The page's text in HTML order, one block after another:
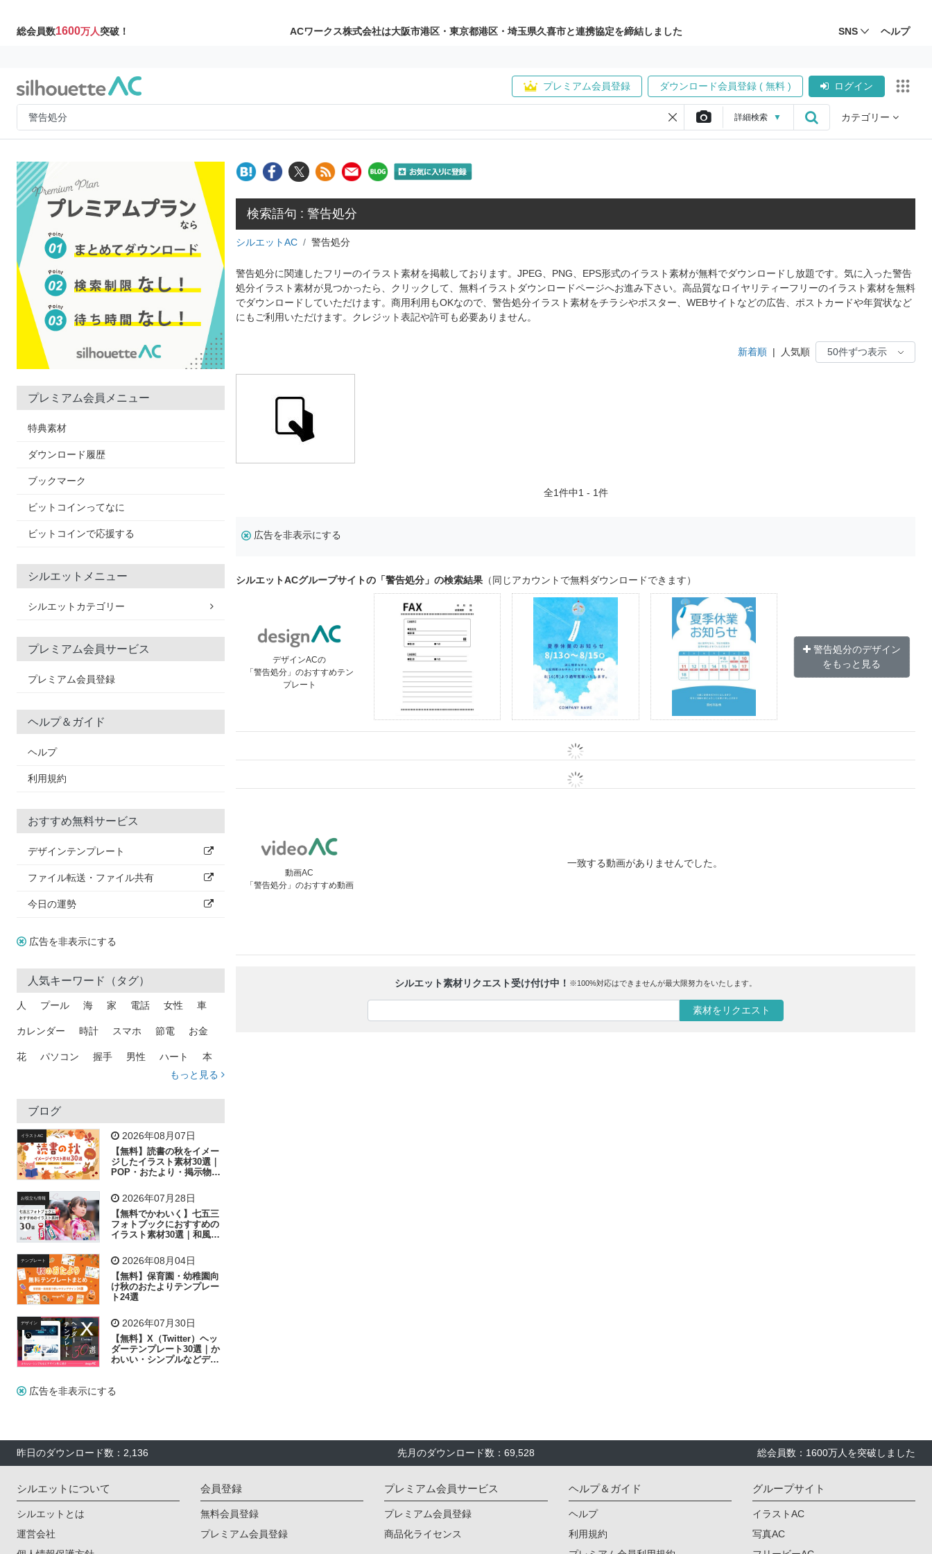
総会員数1600万人突破！ ACワークス株式会社は大阪市港区・東京都港区・埼玉県久喜市と連携協定を締結しました SNS ヘルプ
プレミアム会員登録 ダウンロード会員登録 ( 無料 ) ログイン
詳細検索 ▼ カテゴリー
プレミアム会員メニュー
特典素材
ダウンロード履歴
ブックマーク
ビットコインってなに
ビットコインで応援する
シルエットメニュー
シルエットカテゴリー
プレミアム会員サービス
プレミアム会員登録
ヘルプ＆ガイド
ヘルプ
利用規約
おすすめ無料サービス
デザインテンプレート
ファイル転送・ファイル共有
今日の運勢
広告を非表示にする
人気キーワード（タグ）
人 プール 海 家 電話 女性 車
カレンダー 時計 スマホ 節電 お金
花 パソコン 握手 男性 ハート 本
トラック 木
吹き出し
飛行機 グラフ ビル 魚 家族 書類
歩く 工場 会社 太陽 キラキラ
子供 作業員 葉 相談 ピクトグラム
もっと見る
ブログ
イラストAC 2026年08月07日
【無料】読書の秋をイメー
ジしたイラスト素材30選｜
POP・おたより・掲示物に
お役立ち情報 2026年07月28日
【無料でかわいく】七五三
フォトブックにおすすめの
イラスト素材30選｜和風の
テンプレート 2026年08月04日
【無料】保育園・幼稚園向
け秋のおたよりテンプレー
ト24選
デザイン 2026年07月30日
【無料】X（Twitter）ヘッ
ダーテンプレート30選｜か
わいい・シンプルなどデザ
広告を非表示にする
検索語句 : 警告処分
シルエットAC 警告処分
警告処分に関連したフリーのイラスト素材を掲載しております。JPEG、PNG、EPS形式のイラスト素材が無料でダウンロードし放題です。気に入った警告
処分イラスト素材が見つかったら、クリックして、無料イラストダウンロードページへお進み下さい。高品質なロイヤリティーフリーのイラスト素材を無料
でダウンロードしていただけます。商用利用もOKなので、警告処分イラスト素材をチラシやポスター、WEBサイトなどの広告、ポストカードや年賀状など
にもご利用いただけます。クレジット表記や許可も必要ありません。
新着順 | 人気順
全1件中1 - 1件
広告を非表示にする
シルエットACグループサイトの「警告処分」の検索結果 （同じアカウントで無料ダウンロードできます）
デザインACの
「警告処分」のおすすめテン
プレート
警告処分のデザイン
をもっと見る
動画AC
「警告処分」のおすすめ動画
一致する動画がありませんでした。
シルエット素材リクエスト受け付け中！ ※100%対応はできませんが最大限努力をいたします。
素材をリクエスト
昨日のダウンロード数：2,136 先月のダウンロード数：69,528 総会員数：1600万人を突破しました
シルエットについて
シルエットとは
運営会社
会員登録
無料会員登録
プレミアム会員登録
プレミアム会員サービス
プレミアム会員登録
商品化ライセンス
ヘルプ＆ガイド
ヘルプ
利用規約
グループサイト
イラストAC
写真AC